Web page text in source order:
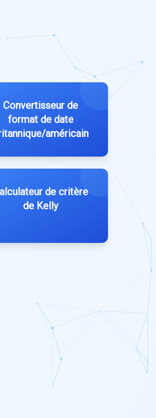
Convertisseur de
format de date
américain
de critère
de Kelly